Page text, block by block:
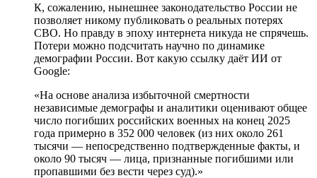
К, сожалению, нынешнее законодательство России не
позволяет никому публиковать о реальных потерях
СВО. Но правду в эпоху интернета никуда не спрячешь.
Потери можно подсчитать научно по динамике
демографии России. Вот какую ссылку даёт ИИ от
Google:
«На основе анализа избыточной смертности
независимые демографы и аналитики оценивают общее
число погибших российских военных на конец 2025
года примерно в 352 000 человек (из них около 261
тысячи — непосредственно подтвержденные факты, и
около 90 тысяч — лица, признанные погибшими или
пропавшими без вести через суд).»